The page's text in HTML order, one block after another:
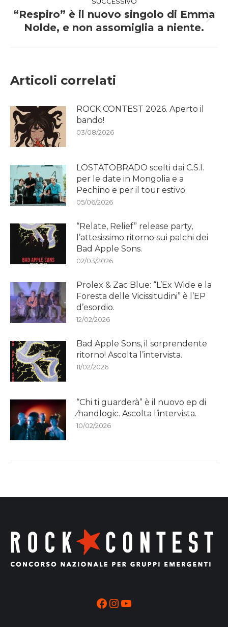
post
Prossimo
post:
“Respiro” è il nuovo singolo di Emma
Nolde, e non assomiglia a niente.
Articoli correlati
ROCK CONTEST 2026. Aperto il
bando!
03/08/2026
LOSTATOBRADO scelti dai C.S.I.
per le date in Mongolia e a
Pechino e per il tour estivo.
05/06/2026
“Relate, Relief” release party,
l’attesissimo ritorno sui palchi dei
Bad Apple Sons.
02/03/2026
Prolex & Zac Blue: “L’Ex Wide e la
Foresta delle Vicissitudini” è l’EP
d’esordio.
12/02/2026
Bad Apple Sons, il sorprendente
ritorno! Ascolta l’intervista.
11/02/2026
“Chi ti guarderà” è il nuovo ep di
⁄handlogic. Ascolta l’intervista.
10/02/2026
Facebook InstagramYouTube